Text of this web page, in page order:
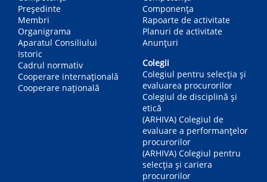
Președinte
Membri
Organigrama
Aparatul Consiliului
Istoric
Cadrul normativ
Cooperare internațională
Cooperare națională
Componența
Rapoarte de activitate
Planuri de activitate
Anunțuri
Colegii
Colegiul pentru selecția și
evaluarea procurorilor
Colegiul de disciplină și
etică
(ARHIVA) Colegiul de
evaluare a performanțelor
procurorilor
(ARHIVA) Colegiul pentru
selecția și cariera
procurorilor